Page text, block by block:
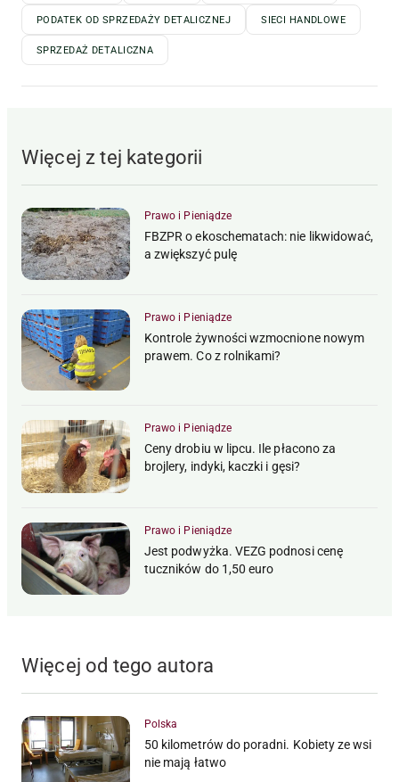
PODATEK OD SPRZEDAŻY DETALICZNEJ SIECI HANDLOWE
SPRZEDAŻ DETALICZNA
Więcej z tej kategorii
Prawo i Pieniądze
FBZPR o ekoschematach: nie likwidować,
a zwiększyć pulę
Prawo i Pieniądze
Kontrole żywności wzmocnione nowym
prawem. Co z rolnikami?
Prawo i Pieniądze
Ceny drobiu w lipcu. Ile płacono za
brojlery, indyki, kaczki i gęsi?
Prawo i Pieniądze
Jest podwyżka. VEZG podnosi cenę
tuczników do 1,50 euro
Więcej od tego autora
Polska
50 kilometrów do poradni. Kobiety ze wsi
nie mają łatwo